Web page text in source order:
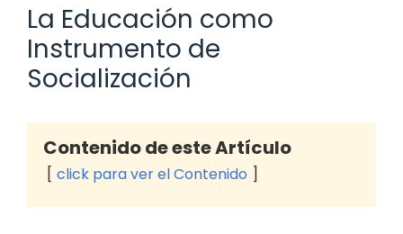
La Educación como
Instrumento de
Socialización
Contenido de este Artículo
click para ver el Contenido